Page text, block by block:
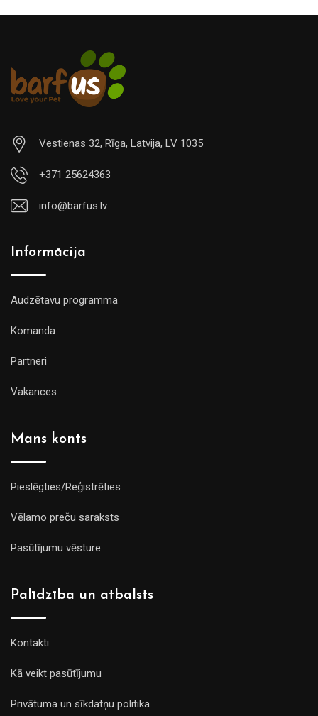
Vestienas 32, Rīga, Latvija, LV 1035
+371 25624363
info@barfus.lv
Informācija
Audzētavu programma
Komanda
Partneri
Vakances
Mans konts
Pieslēgties/Reģistrēties
Vēlamo preču saraksts
Pasūtījumu vēsture
Palīdzība un atbalsts
Kontakti
Kā veikt pasūtījumu
Privātuma un sīkdatņu politika